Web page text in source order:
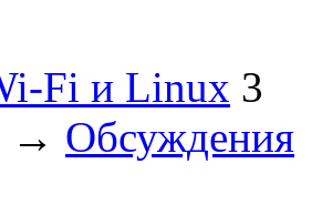
Fi и Linux 3
→ Обсуждения